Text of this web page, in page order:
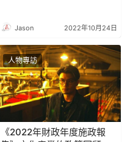
Jason 2022年10月24日
人物專訪
《2022年財政年度施政報